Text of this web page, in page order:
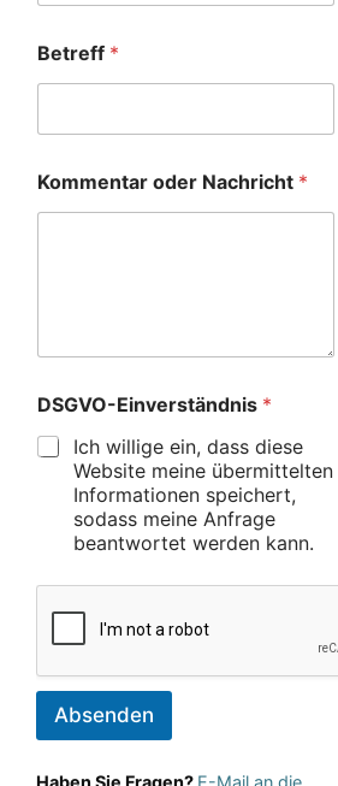
Betreff *
Kommentar oder Nachricht *
DSGVO-Einverständnis *
Ich willige ein, dass diese
Website meine übermittelten
Informationen speichert,
sodass meine Anfrage
beantwortet werden kann.
Absenden
Haben Sie Fragen? E-Mail an die